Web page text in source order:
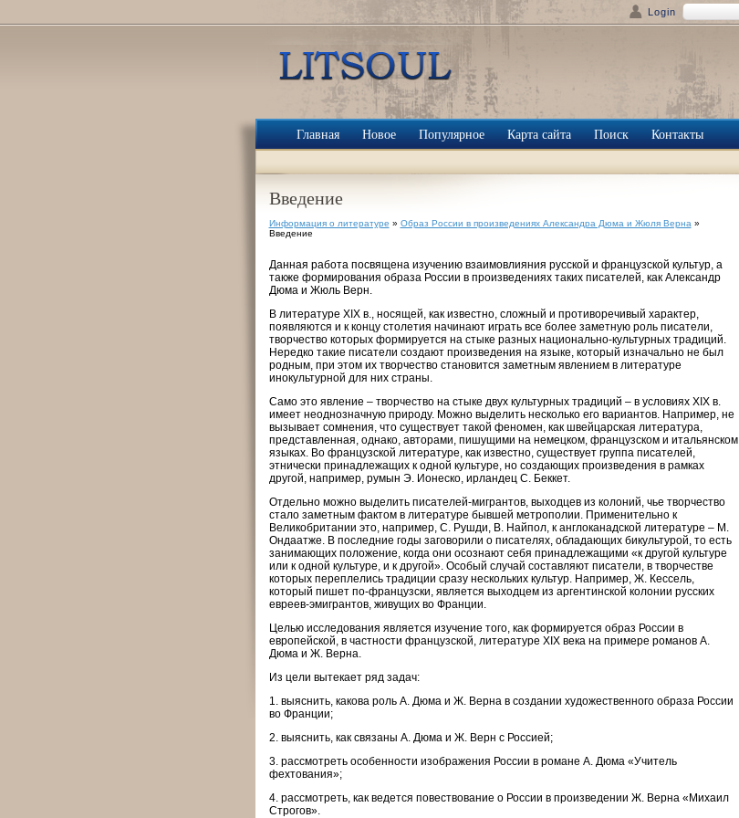
Login
Главная Новое Популярное Карта сайта Поиск Контакты
Введение
Информация о литературе » Образ России в произведениях Александра Дюма и Жюля Верна »
Введение
Данная работа посвящена изучению взаимовлияния русской и французской культур, а
также формирования образа России в произведениях таких писателей, как Александр
Дюма и Жюль Верн.
В литературе XIX в., носящей, как известно, сложный и противоречивый характер,
появляются и к концу столетия начинают играть все более заметную роль писатели,
творчество которых формируется на стыке разных национально-культурных традиций.
Нередко такие писатели создают произведения на языке, который изначально не был
родным, при этом их творчество становится заметным явлением в литературе
инокультурной для них страны.
Само это явление – творчество на стыке двух культурных традиций – в условиях XIX в.
имеет неоднозначную природу. Можно выделить несколько его вариантов. Например, не
вызывает сомнения, что существует такой феномен, как швейцарская литература,
представленная, однако, авторами, пишущими на немецком, французском и итальянском
языках. Во французской литературе, как известно, существует группа писателей,
этнически принадлежащих к одной культуре, но создающих произведения в рамках
другой, например, румын Э. Ионеско, ирландец С. Беккет.
Отдельно можно выделить писателей-мигрантов, выходцев из колоний, чье творчество
стало заметным фактом в литературе бывшей метрополии. Применительно к
Великобритании это, например, С. Рушди, В. Найпол, к англоканадской литературе – М.
Ондаатже. В последние годы заговорили о писателях, обладающих бикультурой, то есть
занимающих положение, когда они осознают себя принадлежащими «к другой культуре
или к одной культуре, и к другой». Особый случай составляют писатели, в творчестве
которых переплелись традиции сразу нескольких культур. Например, Ж. Кессель,
который пишет по-французски, является выходцем из аргентинской колонии русских
евреев-эмигрантов, живущих во Франции.
Целью исследования является изучение того, как формируется образ России в
европейской, в частности французской, литературе XIX века на примере романов А.
Дюма и Ж. Верна.
Из цели вытекает ряд задач:
1. выяснить, какова роль А. Дюма и Ж. Верна в создании художественного образа России
во Франции;
2. выяснить, как связаны А. Дюма и Ж. Верн с Россией;
3. рассмотреть особенности изображения России в романе А. Дюма «Учитель
фехтования»;
4. рассмотреть, как ведется повествование о России в произведении Ж. Верна «Михаил
Строгов».